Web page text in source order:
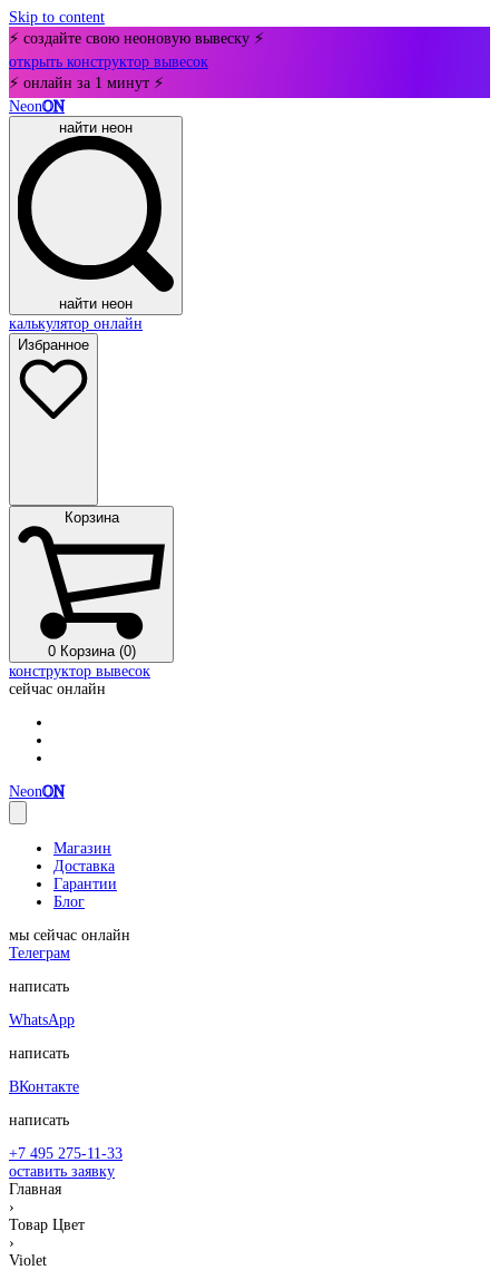
Skip to content
⚡ создайте свою неоновую вывеску ⚡
открыть конструктор вывесок
⚡ онлайн за 1 минут ⚡
NeonON
найти неон
найти неон
калькулятор онлайн
Избранное
Корзина
0 Корзина (0)
конструктор вывесок
сейчас онлайн
NeonON
Магазин
Доставка
Гарантии
Блог
мы сейчас онлайн
Телеграм
написать
WhatsApp
написать
ВКонтакте
написать
+7 495 275-11-33
оставить заявку
Главная
›
Товар Цвет
›
Violet